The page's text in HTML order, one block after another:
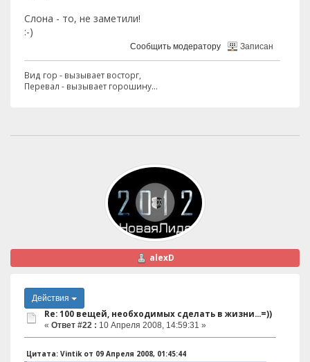
Слона - то, не заметили!
:-)
Сообщить модератору Записан
Вид гор - вызывает восторг,
Перевал - вызывает горошину...
alexD
Действия
Re: 100 вещей, необходимых сделать в жизни...=))
« Ответ #22 : 10 Апреля 2008, 14:59:31 »
Цитата: Vintik от 09 Апреля 2008, 01:45:44